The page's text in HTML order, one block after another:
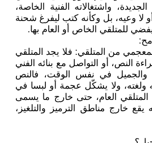
واشتغالاته الفنية الخاصة،
لا وعيه، بل وكأنه كتب ليفرغ شحنة
للمتلقي الخاص أو العام بها.
من المتلقي: فلا يجد المتلقي
النص، أو التواصل مع بنائه الفني
والجميل في نفس الوقت، فالنص
ولغته، ولا يشكّل عجمة أو لبسا في
العام، حتى خارج ما يسمى
يقع خارج مناطق الترميز والتلغيز،